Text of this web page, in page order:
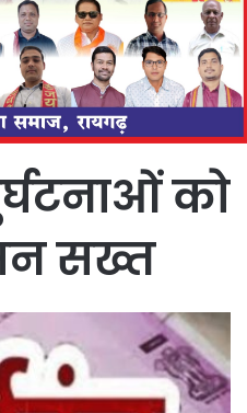
को
सख्त